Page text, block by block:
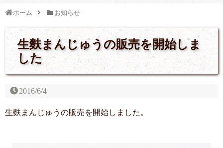
ホーム お知らせ
生麩まんじゅうの販売を開始しま
した
2016/6/4
生麩まんじゅうの販売を開始しました。